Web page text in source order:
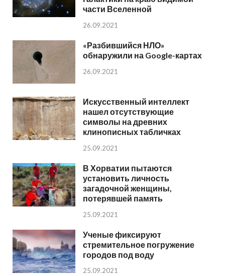
части Вселенной
26.09.2021
«Разбившийся НЛО»
обнаружили на Google-картах
26.09.2021
Искусственный интеллект
нашел отсутствующие
символы на древних
клинописных табличках
25.09.2021
В Хорватии пытаются
установить личность
загадочной женщины,
потерявшей память
25.09.2021
Ученые фиксируют
стремительное погружение
городов под воду
25.09.2021